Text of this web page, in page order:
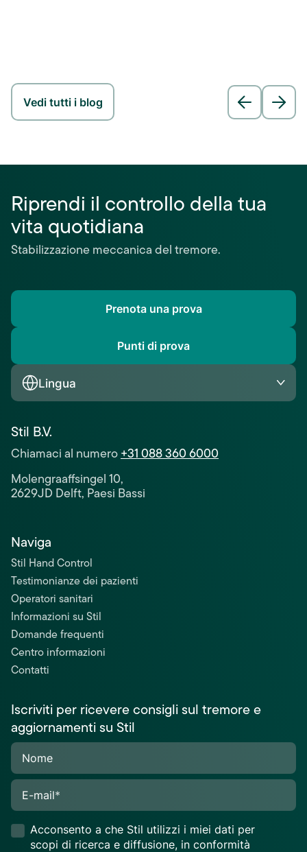
Vedi tutti i blog
Riprendi il controllo della tua
vita quotidiana
Stabilizzazione meccanica del tremore.
Prenota una prova
Punti di prova
Lingua
Stil B.V.
Chiamaci al numero+31 088 360 6000
Molengraaffsingel 10,
2629JD Delft, Paesi Bassi
Naviga
Stil Hand Control
Testimonianze dei pazienti
Operatori sanitari
Informazioni su Stil
Domande frequenti
Centro informazioni
Contatti
Iscriviti per ricevere consigli sul tremore e
aggiornamenti su Stil
Nome
E-mail*
Acconsento a che Stil utilizzi i miei dati per
scopi di ricerca e diffusione, in conformità